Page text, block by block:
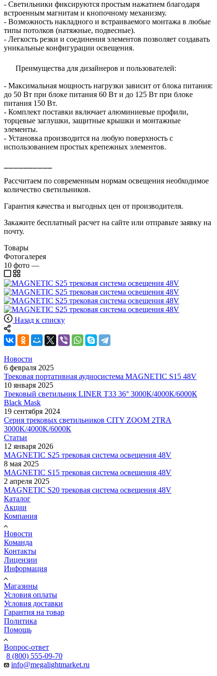
- Светильники фиксируются простым нажатием благодаря
встроенным магнитам и кнопочному механизму.
- Возможность накладного и встраиваемого монтажа в любые
типы потолков (натяжные, подвесные).
- Легкость резки и соединения элементов позволяет создавать
уникальные конфигурации освещения.
Преимущества для дизайнеров и пользователей:
- Максимальная мощность нагрузки зависит от блока питания:
до 50 Вт при блоке питания 60 Вт и до 125 Вт при блоке
питания 150 Вт.
- Комплект поставки включает алюминиевые профили,
торцевые заглушки, защитные крышки и монтажные
элементы.
- Установка производится на любую поверхность с
использованием простых крепежных элементов.
Рассчитаем по современным нормам освещения необходимое
количество светильников.
Гарантия качества и выгодных цен от производителя.
Закажите бесплатный расчет на сайте или отправьте заявку на
почту.
Товары
Фотогалерея
10 фото —
Назад к списку
Новости
6 февраля 2025
Трековая портативная аудиосистема MAGNETIC S15 48V
10 января 2025
Трековый светильник LINER T33 36° 3000К/4000К/6000К
Black Mask
19 сентября 2024
Серия трековых светильников CITY ZOOM 2TRA
3000K/4000K/6000К
Статьи
12 января 2026
MAGNETIC S25 трековая система освещения 48V
8 мая 2025
MAGNETIC S15 трековая система освещения 48V
2 апреля 2025
MAGNETIC S20 трековая система освещения 48V
Каталог
Акции
Компания
Новости
Команда
Контакты
Лицензии
Информация
Магазины
Условия оплаты
Условия доставки
Гарантия на товар
Политика
Помощь
Вопрос-ответ
8 (800) 555-09-70
info@megalightmarket.ru